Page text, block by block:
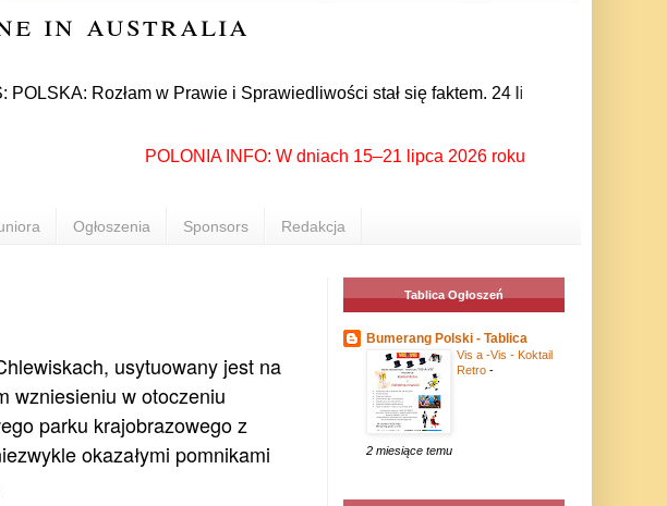
in australia
Rozłam w Prawie i Sprawiedliwości stał się faktem. 24 lipca prezes partii
POLONIA INFO: W dniach 15–21 lipca 2026 roku Rzeszów
Ogłoszenia Sponsors Redakcja
usytuowany jest na
wzniesieniu w otoczeniu
parku krajobrazowego z
okazałymi pomnikami
Tablica Ogłoszeń
Bumerang Polski - Tablica
Vis a -Vis - Koktail
Retro -
2 miesiące temu